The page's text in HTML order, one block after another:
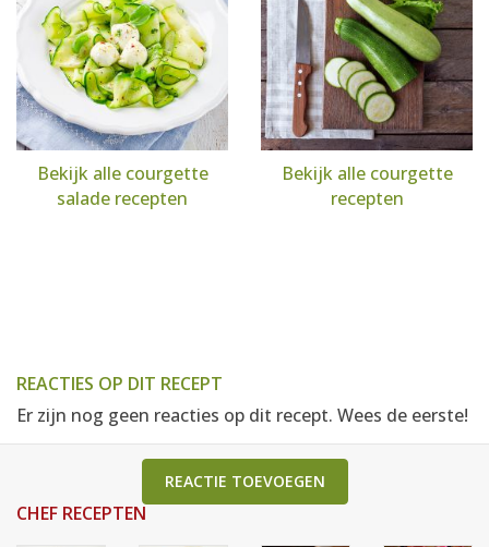
Bekijk alle courgette
salade recepten
Bekijk alle courgette
recepten
REACTIES OP DIT RECEPT
Er zijn nog geen reacties op dit recept. Wees de eerste!
REACTIE TOEVOEGEN
CHEF RECEPTEN